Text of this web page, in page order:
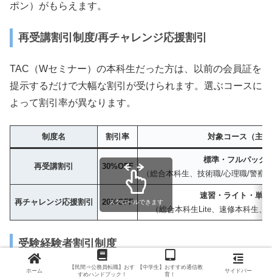
ポン）がもらえます。
再受講割引制度/再チャレンジ応援割引
TAC（Wセミナー）の本科生だった方は、以前の会員証を
提示するだけで大幅な割引が受けられます。選ぶコースに
よって割引率が異なります。
制度名 割引率 対象コース（主
再受講割引 30%OFF
標準・フルパック
（総合本科生、技術職/心理職/警察
再チャレンジ応援割引 20%OFF
速習・ライト・単
（総合本科生Lite、速修本科生、
スクロールできます
受験経験者割引制度
TACは、「受験経験者割引制度」があります。
ホーム
【民間⇒公務員転職】おす
すめハンドブック！
【中学生】おすすめ通信教
育！
サイドバー